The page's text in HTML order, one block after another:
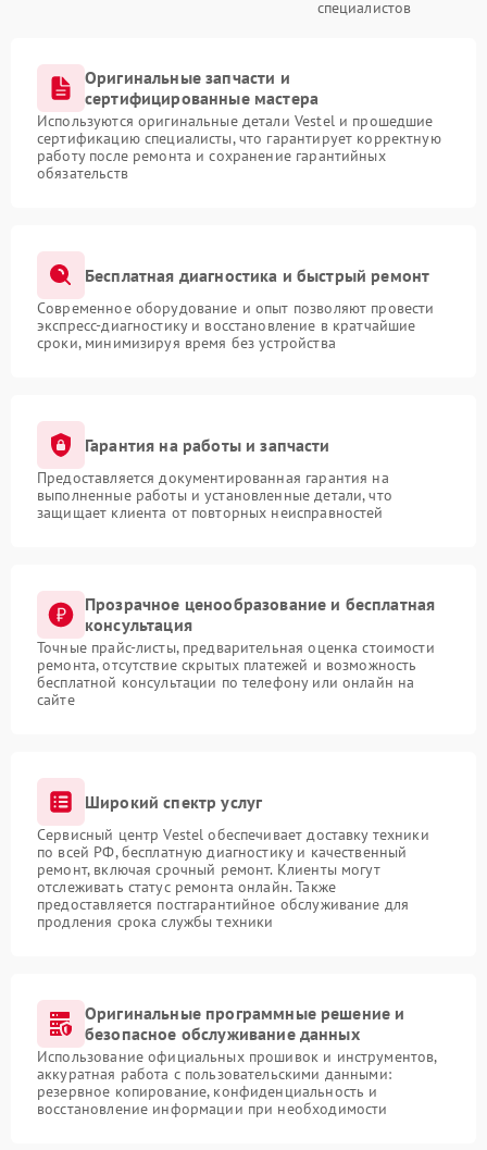
специалистов
Оригинальные запчасти и
сертифицированные мастера
Используются оригинальные детали Vestel и прошедшие
сертификацию специалисты, что гарантирует корректную
работу после ремонта и сохранение гарантийных
обязательств
Бесплатная диагностика и быстрый ремонт
Современное оборудование и опыт позволяют провести
экспресс-диагностику и восстановление в кратчайшие
сроки, минимизируя время без устройства
Гарантия на работы и запчасти
Предоставляется документированная гарантия на
выполненные работы и установленные детали, что
защищает клиента от повторных неисправностей
Прозрачное ценообразование и бесплатная
консультация
Точные прайс-листы, предварительная оценка стоимости
ремонта, отсутствие скрытых платежей и возможность
бесплатной консультации по телефону или онлайн на
сайте
Широкий спектр услуг
Сервисный центр Vestel обеспечивает доставку техники
по всей РФ, бесплатную диагностику и качественный
ремонт, включая срочный ремонт. Клиенты могут
отслеживать статус ремонта онлайн. Также
предоставляется постгарантийное обслуживание для
продления срока службы техники
Оригинальные программные решение и
безопасное обслуживание данных
Использование официальных прошивок и инструментов,
аккуратная работа с пользовательскими данными:
резервное копирование, конфиденциальность и
восстановление информации при необходимости